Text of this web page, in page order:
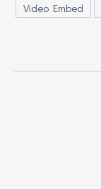
Video Embed